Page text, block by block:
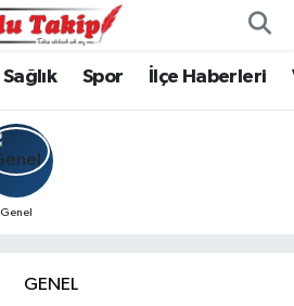
Sağlık Spor İlçe Haberleri
Genel
GENEL